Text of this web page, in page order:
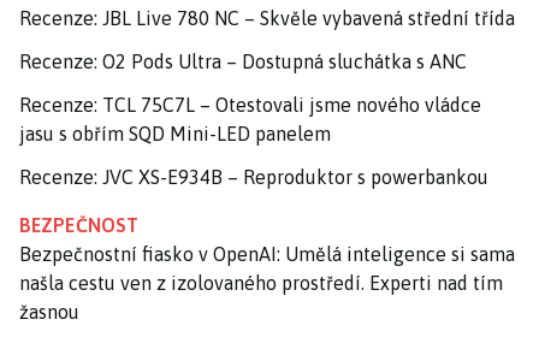
Recenze: JBL Live 780 NC – Skvěle vybavená střední třída
Recenze: O2 Pods Ultra – Dostupná sluchátka s ANC
Recenze: TCL 75C7L – Otestovali jsme nového vládce
jasu s obřím SQD Mini-LED panelem
Recenze: JVC XS-E934B – Reproduktor s powerbankou
BEZPEČNOST
Bezpečnostní fiasko v OpenAI: Umělá inteligence si sama
našla cestu ven z izolovaného prostředí. Experti nad tím
žasnou